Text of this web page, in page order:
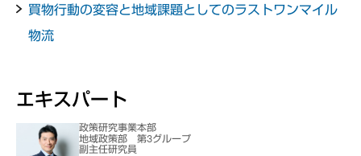
買物行動の変容と地域課題としてのラストワンマイル
物流
エキスパート
政策研究事業本部
地域政策部 第3グループ
副主任研究員